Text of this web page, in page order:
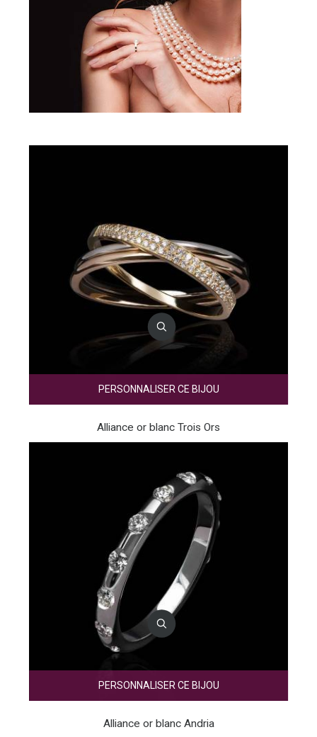
PERSONNALISER CE BIJOU
Alliance or blanc Trois Ors
PERSONNALISER CE BIJOU
Alliance or blanc Andria